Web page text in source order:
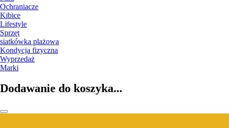
Ochraniacze
Kibice
Lifestyle
Sprzęt
siatkówka plażowa
Kondycja fizyczna
Wyprzedaż
Marki
Dodawanie do koszyka...